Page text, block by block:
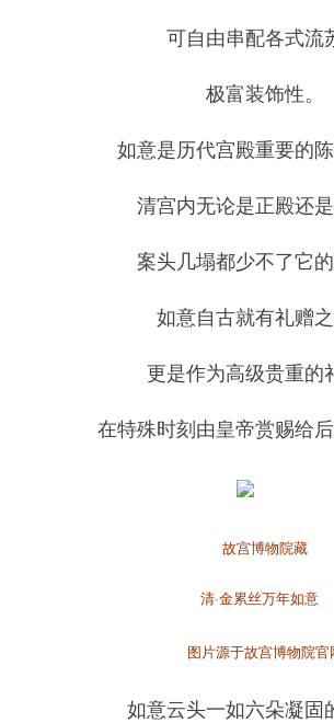
可自由串配各式流
极富装饰性。
如意是历代宫殿重要的
清宫内无论是正殿还是
案头几塌都少不了它的
如意自古就有礼赠之
更是作为高级贵重的
在特殊时刻由皇帝赏赐给后
故宫博物院藏
清·金累丝万年如意
图片源于故宫博物院官
如意云头一如六朵凝固